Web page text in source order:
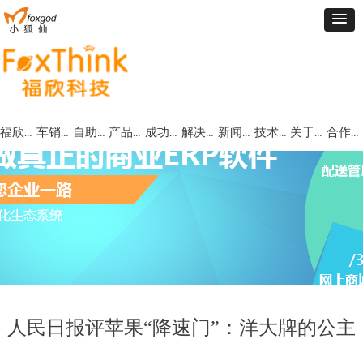
福欣首页 车销管理 自助批订货 产品中心 成功案例 解决方案 新闻动态 技术支持 关于福欣 合作代理
人民日报评苹果“降速门”：洋大牌的公主